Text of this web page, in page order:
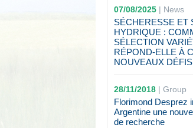
07/08/2025| News
SÉCHERESSE ET
HYDRIQUE :
SÉLECTION
RÉPOND-ELLE À
NOUVEAUX
28/11/2018| Group
Florimond Desprez
Argentine une
de recherche